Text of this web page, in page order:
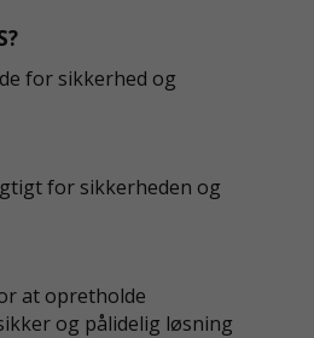
for sikkerhed og
for sikkerheden og
at opretholde
og pålidelig løsning